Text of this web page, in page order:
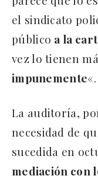
el sindicato
público a la
vez lo tienen
impunemente«.
La auditoría,
necesidad de
sucedida en
mediación con